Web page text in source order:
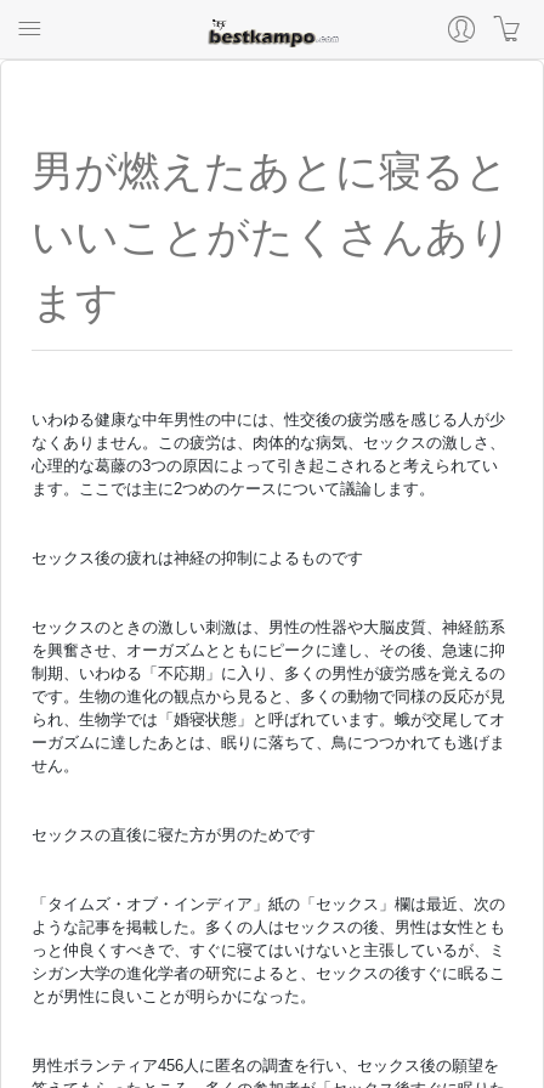
男が燃えたあとに寝ると
いいことがたくさんあり
ます
いわゆる健康な中年男性の中には、性交後の疲労感を感じる人が少
なくありません。この疲労は、肉体的な病気、セックスの激しさ、
心理的な葛藤の3つの原因によって引き起こされると考えられてい
ます。ここでは主に2つめのケースについて議論します。
セックス後の疲れは神経の抑制によるものです
セックスのときの激しい刺激は、男性の性器や大脳皮質、神経筋系
を興奮させ、オーガズムとともにピークに達し、その後、急速に抑
制期、いわゆる「不応期」に入り、多くの男性が疲労感を覚えるの
です。生物の進化の観点から見ると、多くの動物で同様の反応が見
られ、生物学では「婚寝状態」と呼ばれています。蛾が交尾してオ
ーガズムに達したあとは、眠りに落ちて、鳥につつかれても逃げま
せん。
セックスの直後に寝た方が男のためです
「タイムズ・オブ・インディア」紙の「セックス」欄は最近、次の
ような記事を掲載した。多くの人はセックスの後、男性は女性とも
っと仲良くすべきで、すぐに寝てはいけないと主張しているが、ミ
シガン大学の進化学者の研究によると、セックスの後すぐに眠るこ
とが男性に良いことが明らかになった。
男性ボランティア456人に匿名の調査を行い、セックス後の願望を